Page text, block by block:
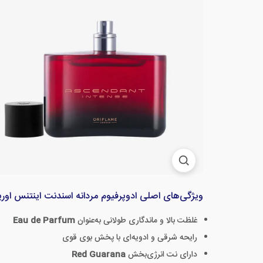
ویژگی‌های اصلی ادوپرفیوم مردانه اسندنت اینتنس
غلظت بالا و ماندگاری طولانی به‌عنوانEau de Parfum
رایحه شرقی و ادویه‌ای با پخش بوی قوی
دارای نت انرژی‌بخشRed Guarana